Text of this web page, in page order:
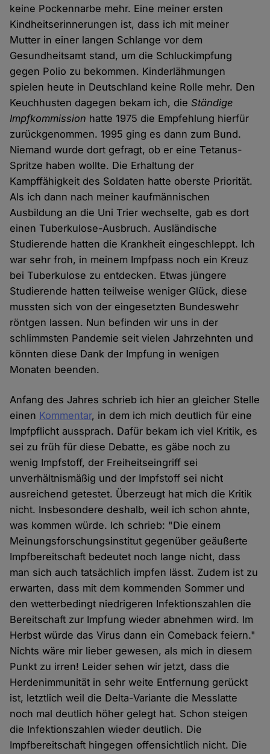
keine Pockennarbe mehr. Eine meiner ersten
Kindheitserinnerungen ist, dass ich mit meiner
Mutter in einer langen Schlange vor dem
Gesundheitsamt stand, um die Schluckimpfung
gegen Polio zu bekommen. Kinderlähmungen
spielen heute in Deutschland keine Rolle mehr. Den
Keuchhusten dagegen bekam ich, dieStändige
Impfkommission hatte 1975 die Empfehlung hierfür
zurückgenommen. 1995 ging es dann zum Bund.
Niemand wurde dort gefragt, ob er eine Tetanus-
Spritze haben wollte. Die Erhaltung der
Kampffähigkeit des Soldaten hatte oberste Priorität.
Als ich dann nach meiner kaufmännischen
Ausbildung an die Uni Trier wechselte, gab es dort
einen Tuberkulose-Ausbruch. Ausländische
Studierende hatten die Krankheit eingeschleppt. Ich
war sehr froh, in meinem Impfpass noch ein Kreuz
bei Tuberkulose zu entdecken. Etwas jüngere
Studierende hatten teilweise weniger Glück, diese
mussten sich von der eingesetzten Bundeswehr
röntgen lassen. Nun befinden wir uns in der
schlimmsten Pandemie seit vielen Jahrzehnten und
könnten diese Dank der Impfung in wenigen
Monaten beenden.
Anfang des Jahres schrieb ich hier an gleicher Stelle
einen Kommentar, in dem ich mich deutlich für eine
Impfpflicht aussprach. Dafür bekam ich viel Kritik, es
sei zu früh für diese Debatte, es gäbe noch zu
wenig Impfstoff, der Freiheitseingriff sei
unverhältnismäßig und der Impfstoff sei nicht
ausreichend getestet. Überzeugt hat mich die Kritik
nicht. Insbesondere deshalb, weil ich schon ahnte,
was kommen würde. Ich schrieb: "Die einem
Meinungsforschungsinstitut gegenüber geäußerte
Impfbereitschaft bedeutet noch lange nicht, dass
man sich auch tatsächlich impfen lässt. Zudem ist zu
erwarten, dass mit dem kommenden Sommer und
den wetterbedingt niedrigeren Infektionszahlen die
Bereitschaft zur Impfung wieder abnehmen wird. Im
Herbst würde das Virus dann ein Comeback feiern."
Nichts wäre mir lieber gewesen, als mich in diesem
Punkt zu irren! Leider sehen wir jetzt, dass die
Herdenimmunität in sehr weite Entfernung gerückt
ist, letztlich weil die Delta-Variante die Messlatte
noch mal deutlich höher gelegt hat. Schon steigen
die Infektionszahlen wieder deutlich. Die
Impfbereitschaft hingegen offensichtlich nicht. Die